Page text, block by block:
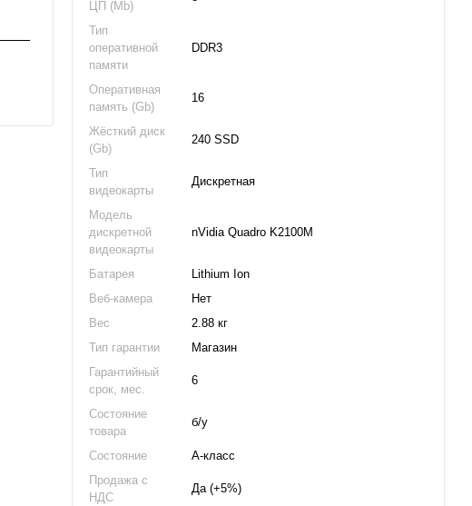
ЦП (Mb)
Тип
оперативной
памяти
DDR3
Оперативная
память (Gb)
16
Жёсткий диск
(Gb)
240 SSD
Тип
видеокарты
Дискретная
Модель
дискретной
видеокарты
nVidia Quadro K2100M
Батарея
Lithium Ion
Веб-камера
Нет
Вес
2.88 кг
Тип гарантии
Магазин
Гарантийный
срок, мес.
6
Состояние
товара
б/у
Состояние
А-класс
Продажа с
НДС
Да (+5%)